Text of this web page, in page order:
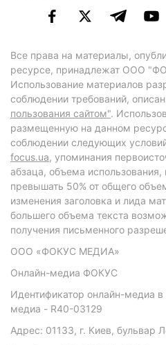
Все права на материалы,
ресурсе, принадлежат ООО
Использование материалов
соблюдении требований,
пользования сайтом".
размещенную на данном
соблюдении следующих
focus.ua, упоминания
абзаца, объема
превышать 50% от общего
изменения заголовка и лида
большего объема текста
получения письменного
ООО «ФОКУС МЕДИА»
Онлайн-медиа ФОКУС
Идентификатор онлайн-медиа
медиа - R40-03129
Адрес: 01133, г. Киев, бульвар